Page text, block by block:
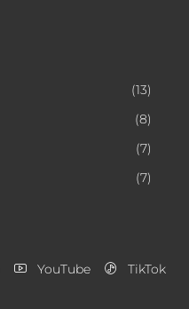
(13)
(8)
(7)
(7)
YouTube TikTok